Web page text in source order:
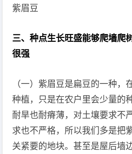
紫眉豆
三、种点生长旺盛能够爬墙爬
很强
（一）紫眉豆是扁豆的一种，
种植，只是在农户里会少量的
耐旱也耐瘠薄，对土壤要求不
求也不严格，所以我们多是把
关紧要的地块。甚至是屋后墙